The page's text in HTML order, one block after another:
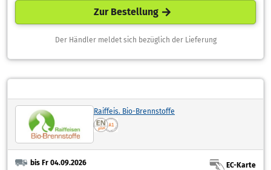
Zur Bestellung
Der Händler meldet sich bezüglich der Lieferung
Raiffeis. Bio-Brennstoffe
bis Fr 04.09.2026
EC-Karte